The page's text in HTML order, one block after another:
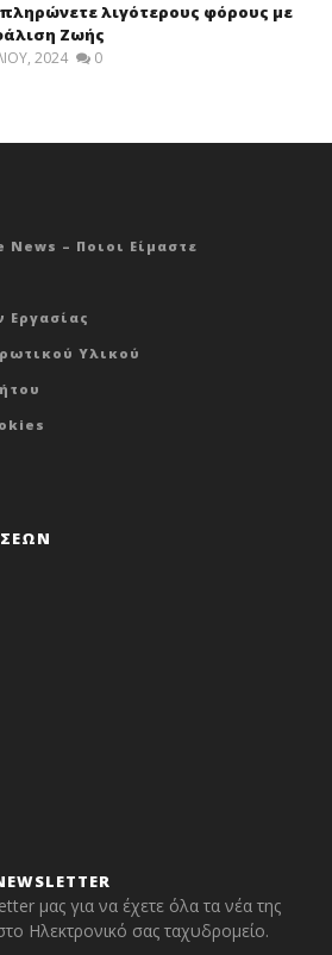
λιγότερους φόρους με
Ζωής
2024 0
– Ποιοι Είμαστε
Υλικού
μας για να έχετε όλα τα νέα της
Ηλεκτρονικό σας ταχυδρομείο.